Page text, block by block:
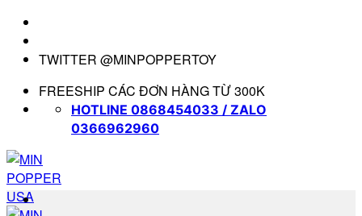
TWITTER @MINPOPPERTOY
FREESHIP CÁC ĐƠN HÀNG TỪ 300K
HOTLINE 0868454033 / ZALO
0366962960